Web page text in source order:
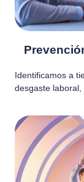
Identificamos a
desgaste laboral,